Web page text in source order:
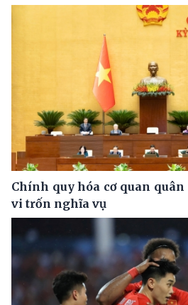
Chính quy hóa cơ quan quân
vi trốn nghĩa vụ